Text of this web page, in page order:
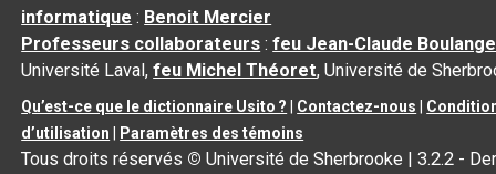
informatique : Benoit Mercier
Professeurs collaborateurs :feu Jean-Claude
Université Laval,feu Michel Théoret, Université de
Qu’est-ce que le dictionnaire Usito ? Contactez-nous
d’utilisation
Paramètres des témoins
Tous droits réservés © Université de Sherbrooke |3.2.2 -